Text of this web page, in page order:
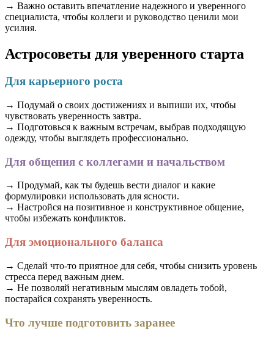
→ Важно оставить впечатление надежного и уверенного
специалиста, чтобы коллеги и руководство ценили мои
усилия.
Астросоветы для уверенного старта
Для карьерного роста
→ Подумай о своих достижениях и выпиши их, чтобы
чувствовать уверенность завтра.
→ Подготовься к важным встречам, выбрав подходящую
одежду, чтобы выглядеть профессионально.
Для общения с коллегами и начальством
→ Продумай, как ты будешь вести диалог и какие
формулировки использовать для ясности.
→ Настройся на позитивное и конструктивное общение,
чтобы избежать конфликтов.
Для эмоционального баланса
→ Сделай что-то приятное для себя, чтобы снизить уровень
стресса перед важным днем.
→ Не позволяй негативным мыслям овладеть тобой,
постарайся сохранять уверенность.
Что лучше подготовить заранее